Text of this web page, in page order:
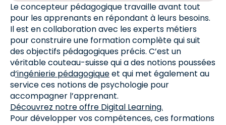
Le concepteur pédagogique travaille avant tout
pour les apprenants en répondant à leurs besoins.
Il est en collaboration avec les experts métiers
pour construire une formation complète qui suit
des objectifs pédagogiques précis. C’est un
véritable couteau-suisse qui a des notions poussées
d‘ingénierie pédagogiqueet qui met également au
service ces notions de psychologie pour
accompagner l’apprenant.
Découvrez notre offre Digital Learning.
Pour développer vos compétences, ces formations